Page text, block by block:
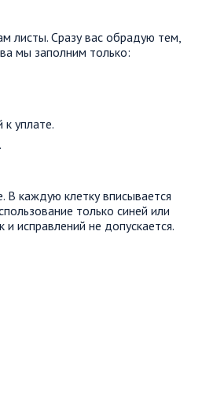
листы. Сразу вас обрадую тем,
мы заполним только:
уплате.
каждую клетку вписывается
только синей или
исправлений не допускается.